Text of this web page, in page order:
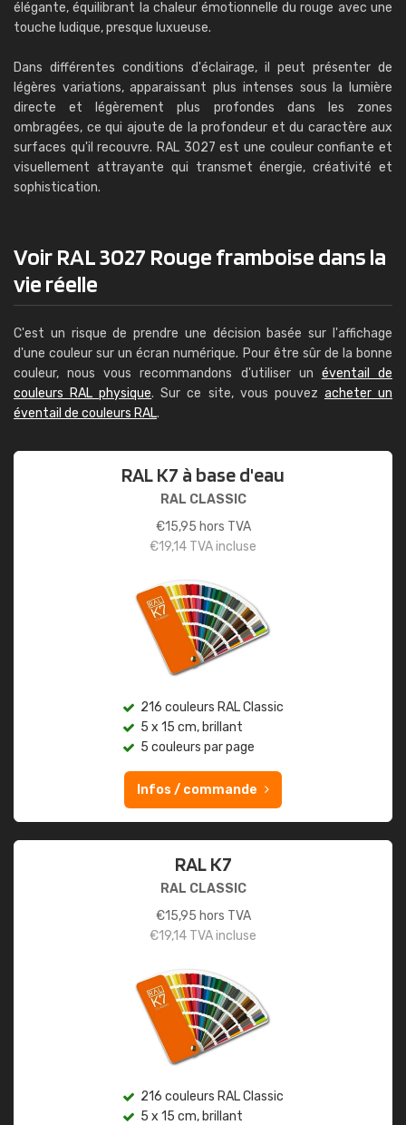
élégante, équilibrant la chaleur émotionnelle du rouge avec une
touche ludique, presque luxueuse.
Dans différentes conditions d'éclairage, il peut présenter de
légères variations, apparaissant plus intenses sous la lumière
directe et légèrement plus profondes dans les zones
ombragées, ce qui ajoute de la profondeur et du caractère aux
surfaces qu'il recouvre. RAL 3027 est une couleur confiante et
visuellement attrayante qui transmet énergie, créativité et
sophistication.
Voir RAL 3027 Rouge framboise dans la
vie réelle
C'est un risque de prendre une décision basée sur l'affichage
d'une couleur sur un écran numérique. Pour être sûr de la bonne
couleur, nous vous recommandons d'utiliser un éventail de
couleurs RAL physique. Sur ce site, vous pouvez acheter un
éventail de couleurs RAL.
RAL K7 à base d'eau
RAL CLASSIC
€15,95 hors TVA
€19,14 TVA incluse
216 couleurs RAL Classic
5 x 15 cm, brillant
5 couleurs par page
Infos / commande
RAL K7
RAL CLASSIC
€15,95 hors TVA
€19,14 TVA incluse
216 couleurs RAL Classic
5 x 15 cm, brillant